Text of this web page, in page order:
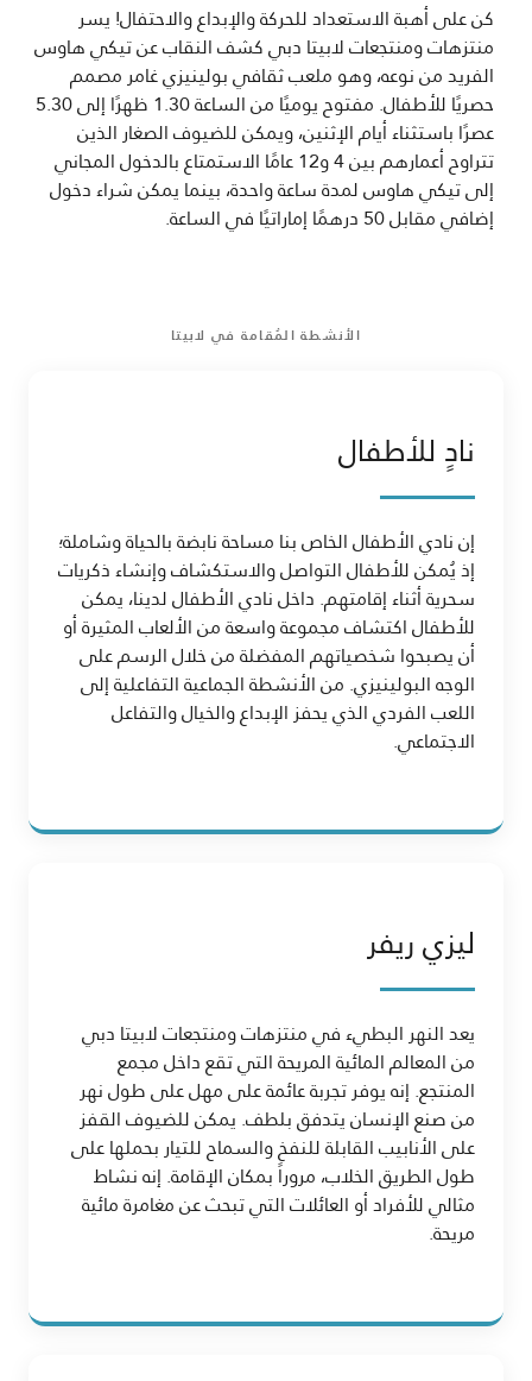
كن على أهبة الاستعداد للحركة والإبداع والاحتفال! يسر
منتزهات ومنتجعات لابيتا دبي كشف النقاب عن تيكي هاوس
الفريد من نوعه، وهو ملعب ثقافي بولينيزي غامر مصمم
حصريًا للأطفال. مفتوح يوميًا من الساعة 1.30 ظهرًا إلى 5.30
عصرًا باستثناء أيام الإثنين، ويمكن للضيوف الصغار الذين
تتراوح أعمارهم بين 4 و12 عامًا الاستمتاع بالدخول المجاني
إلى تيكي هاوس لمدة ساعة واحدة، بينما يمكن شراء دخول
إضافي مقابل 50 درهمًا إماراتيًا في الساعة.
الأنشطة المُقامة في لابيتا
نادٍ للأطفال
إن نادي الأطفال الخاص بنا مساحة نابضة بالحياة وشاملة؛
إذ يُمكن للأطفال التواصل والاستكشاف وإنشاء ذكريات
سحرية أثناء إقامتهم. داخل نادي الأطفال لدينا، يمكن
للأطفال اكتشاف مجموعة واسعة من الألعاب المثيرة أو
أن يصبحوا شخصياتهم المفضلة من خلال الرسم على
الوجه البولينيزي. من الأنشطة الجماعية التفاعلية إلى
اللعب الفردي الذي يحفز الإبداع والخيال والتفاعل
الاجتماعي.
ليزي ريفر
يعد النهر البطيء في منتزهات ومنتجعات لابيتا دبي
من المعالم المائية المريحة التي تقع داخل مجمع
المنتجع. إنه يوفر تجربة عائمة على مهل على طول نهر
من صنع الإنسان يتدفق بلطف. يمكن للضيوف القفز
على الأنابيب القابلة للنفخ والسماح للتيار بحملها على
طول الطريق الخلاب، مروراً بمكان الإقامة. إنه نشاط
مثالي للأفراد أو العائلات التي تبحث عن مغامرة مائية
مريحة.